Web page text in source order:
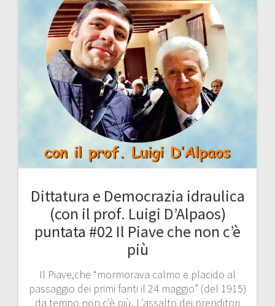
Dittatura e Democrazia idraulica
(con il prof. Luigi D’Alpaos)
puntata #02 Il Piave che non c’è
più
Il Piave,che “mormorava calmo e placido al
passaggio dei primi fanti il 24 maggio” (del 1915)
da tempo non c’è più. L’assalto dei prenditori